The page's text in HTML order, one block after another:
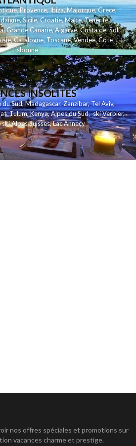
,Provence,Ibiza,Majorque,Grece,
,Sicile,Croatie,Malte,Tenerife,
,Grande Canarie,Algarve,Costa del Sol,
,Catalogne,Toscane,Vendee,Cote
Lisbonne
INSOLITES
du Sud,Madagascar,Zanzibar,Tel Aviv,
,Tulum,Kenya,Alpes du Sud,ski Verbier,
ski Alpes Suisses,Lac Annecy
nos offres spéciales et promotions sur
vacances charme et prestige.